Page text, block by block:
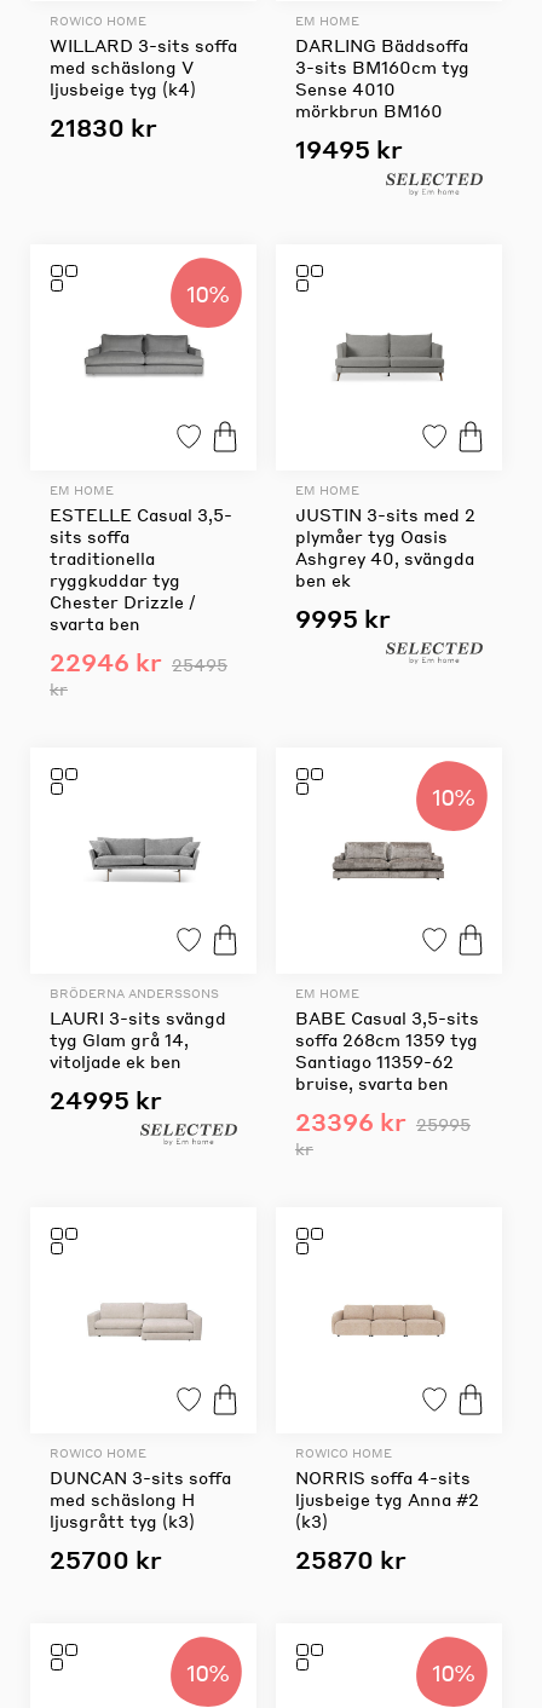
ROWICO HOME
WILLARD 3-sits soffa
med schäslong V
ljusbeige tyg (k4)
21830 kr
EM HOME
DARLING Bäddsoffa
3-sits BM160cm tyg
Sense 4010
mörkbrun BM160
19495 kr
10%
EM HOME
ESTELLE Casual 3,5-
sits soffa
traditionella
ryggkuddar tyg
Chester Drizzle /
svarta ben
22946 kr 25495
kr
EM HOME
JUSTIN 3-sits med 2
plymåer tyg Oasis
Ashgrey 40, svängda
ben ek
9995 kr
BRÖDERNA ANDERSSONS
LAURI 3-sits svängd
tyg Glam grå 14,
vitoljade ek ben
24995 kr
10%
EM HOME
BABE Casual 3,5-sits
soffa 268cm 1359 tyg
Santiago 11359-62
bruise, svarta ben
23396 kr 25995
kr
ROWICO HOME
DUNCAN 3-sits soffa
med schäslong H
ljusgrått tyg (k3)
25700 kr
ROWICO HOME
NORRIS soffa 4-sits
ljusbeige tyg Anna #2
(k3)
25870 kr
10% 10%